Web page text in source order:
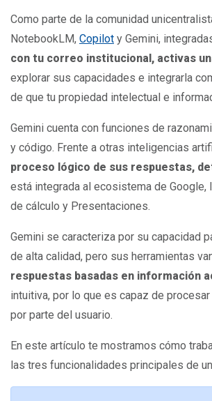
Como parte de la comunidad
NotebookLM, Copilot y Gemini,
con tu correo institucional, activas
explorar sus capacidades e integrarla
de que tu propiedad intelectual e
Gemini cuenta con funciones de
y código. Frente a otras inteligencias
proceso lógico de sus respuestas,
está integrada al ecosistema de Google,
de cálculo y Presentaciones.
Gemini se caracteriza por su capacidad
de alta calidad, pero sus herramientas
respuestas basadas en información
intuitiva, por lo que es capaz de
por parte del usuario.
En este artículo te mostramos cómo
las tres funcionalidades principales de